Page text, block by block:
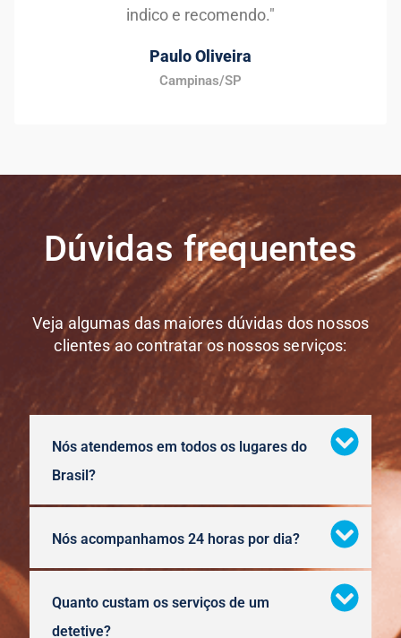
indico e recomendo."
Paulo Oliveira
Campinas/SP
Dúvidas frequentes
Veja algumas das maiores dúvidas dos nossos
clientes ao contratar os nossos serviços:
Nós atendemos em todos os lugares do
Brasil?
Nós acompanhamos 24 horas por dia?
Quanto custam os serviços de um
detetive?